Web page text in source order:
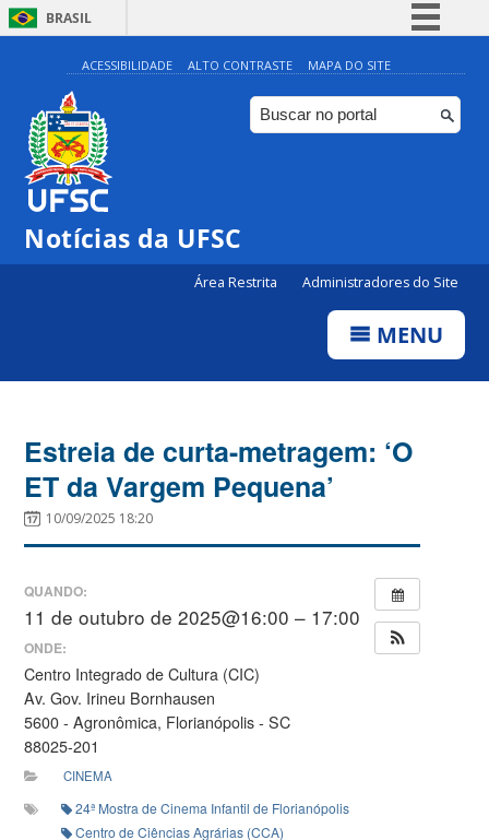
BRASIL
Simplifique!
Comunica BR
Participe
ACESSIBILIDADE ALTO CONTRASTE MAPA DO SITE
Notícias da UFSC
Área Restrita Administradores do Site
MENU
Estreia de curta-metragem: ‘O
ET da Vargem Pequena’
10/09/2025 18:20
QUANDO:
11 de outubro de 2025@16:00 – 17:00
ONDE:
Centro Integrado de Cultura (CIC)
Av. Gov. Irineu Bornhausen
5600 - Agronômica, Florianópolis - SC
88025-201
CINEMA
24ª Mostra de Cinema Infantil de Florianópolis
Centro de Ciências Agrárias (CCA)